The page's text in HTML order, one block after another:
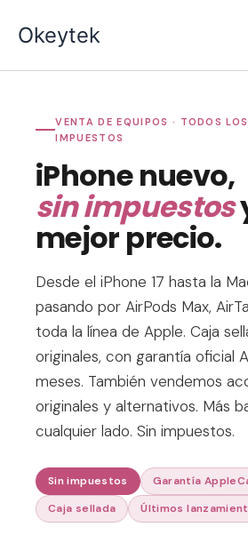
contenido
Okeytek
VENTA DE EQUIPOS · TODOS
IMPUESTOS
iPhone nuevo,
sin impuestos
mejor precio.
Desde el iPhone 17 hasta la
pasando por AirPods Max,
toda la línea de Apple. Caja
originales, con garantía oficial
meses. También vendemos
originales y alternativos. Más
cualquier lado. Sin impuestos.
Sin impuestos
Garantía
Caja sellada
Últimos